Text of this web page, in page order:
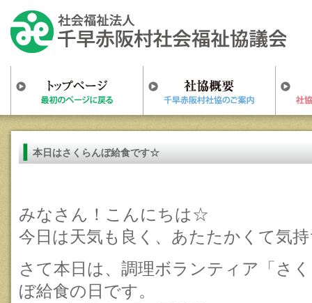
本日はさくらんぼ給食です☆
みなさん！こんにちは☆
今日は天気も良く、あたたかくて気
さて本日は、調理ボランティア「さ
ぼ給食の日です。